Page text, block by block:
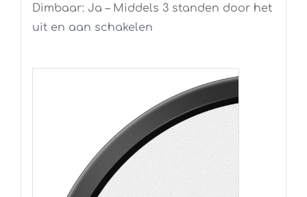
Dimbaar: Ja – Middels 3 standen door het
uit en aan schakelen